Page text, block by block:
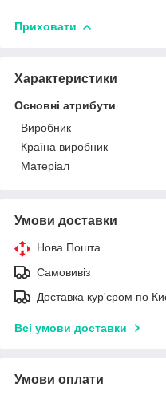
Приховати
Характеристики
Основні атрибути
Виробник
Країна виробник
Матеріал
Умови доставки
Нова Пошта
Самовивіз
Доставка кур'єром по
Всі умови доставки
Умови оплати